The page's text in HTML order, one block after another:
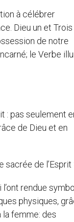
à célébrer
Dieu un et
de notre
le Verbe
: pas seulement
de Dieu et en
sacrée de l’Esprit
rendue
physiques,
la femme: des